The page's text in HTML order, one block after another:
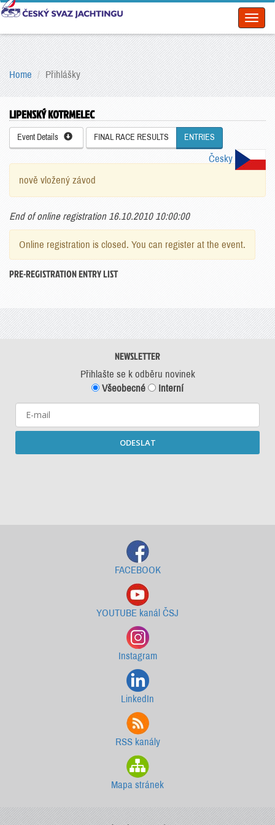
Home Přihlášky
LIPENSKÝ KOTRMELEC
Event Details FINAL RACE RESULTS ENTRIES
Česky
nově vložený závod
End of online registration 16.10.2010 10:00:00
Online registration is closed. You can register at the event.
PRE-REGISTRATION ENTRY LIST
NEWSLETTER
Přihlašte se k odběru novinek
Všeobecné
Interní
ODESLAT
FACEBOOK
YOUTUBE kanál ČSJ
Instagram
LinkedIn
RSS kanály
Mapa stránek